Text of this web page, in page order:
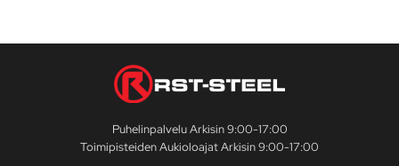
Puhelinpalvelu Arkisin 9:00-17:00
Toimipisteiden Aukioloajat Arkisin 9:00-17:00